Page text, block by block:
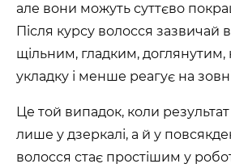
але вони можуть суттєво
Після курсу волосся зазвичай
щільним, гладким,
укладку і менше реагує на
Це той випадок, коли
лише у дзеркалі, а й у
волосся стає простішим у